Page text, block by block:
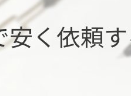
く依頼